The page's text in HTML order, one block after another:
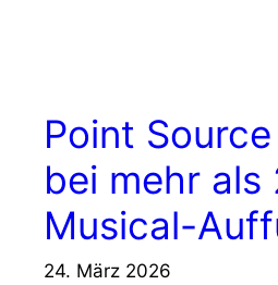
Point
bei mehr als
Musical-
24. März 2026